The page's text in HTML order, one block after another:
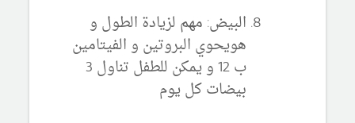
البيض: مهم لزيادة الطول و
هويحوي البروتين و الفيتامين
ب 12 و يمكن للطفل تناول 3
بيضات كل يوم